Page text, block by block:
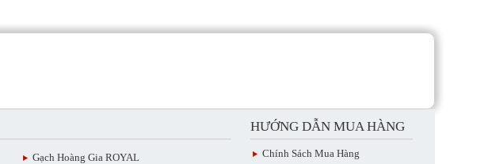
Gạch Hoàng Gia ROYAL
HƯỚNG DẪN MUA HÀNG
Chính Sách Mua Hàng